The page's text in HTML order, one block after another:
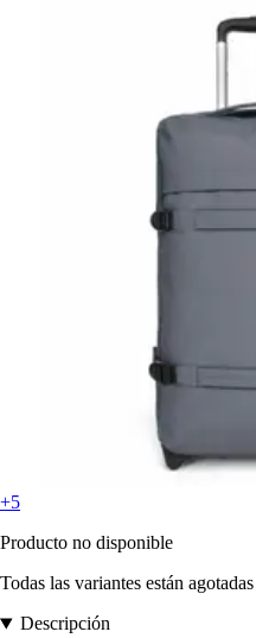
+5
Producto no disponible
Todas las variantes están agotadas
Descripción